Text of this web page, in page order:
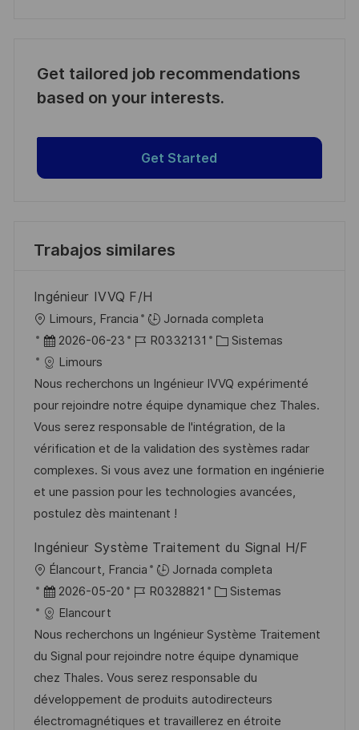
Get tailored job recommendations
based on your interests.
Get Started
Trabajos similares
Ingénieur IVVQ F/H
U
b
c
a
c
i
ó
n
Limours, Francia
Jornada completa
F
e
c
h
a
d
e
p
u
l
i
c
a
c
i
ó
n
2026-06-23
I
d
e
e
m
p
l
e
R0332131
C
t
e
g
o
r
í
Sistemas
Limours
Nous recherchons un Ingénieur IVVQ expérimenté
pour rejoindre notre équipe dynamique chez Thales.
Vous serez responsable de l'intégration, de la
vérification et de la validation des systèmes radar
complexes. Si vous avez une formation en ingénierie
et une passion pour les technologies avancées,
postulez dès maintenant !
Ingénieur Système Traitement du Signal H/F
U
b
c
a
c
i
ó
Élancourt, Francia
Jornada completa
F
e
c
h
a
d
e
2026-05-20
I
d
e
e
m
p
R0328821
C
t
e
g
o
r
Sistemas
Elancourt
Nous recherchons un Ingénieur Système Traitement
du Signal pour rejoindre notre équipe dynamique
chez Thales. Vous serez responsable du
développement de produits autodirecteurs
électromagnétiques et travaillerez en étroite